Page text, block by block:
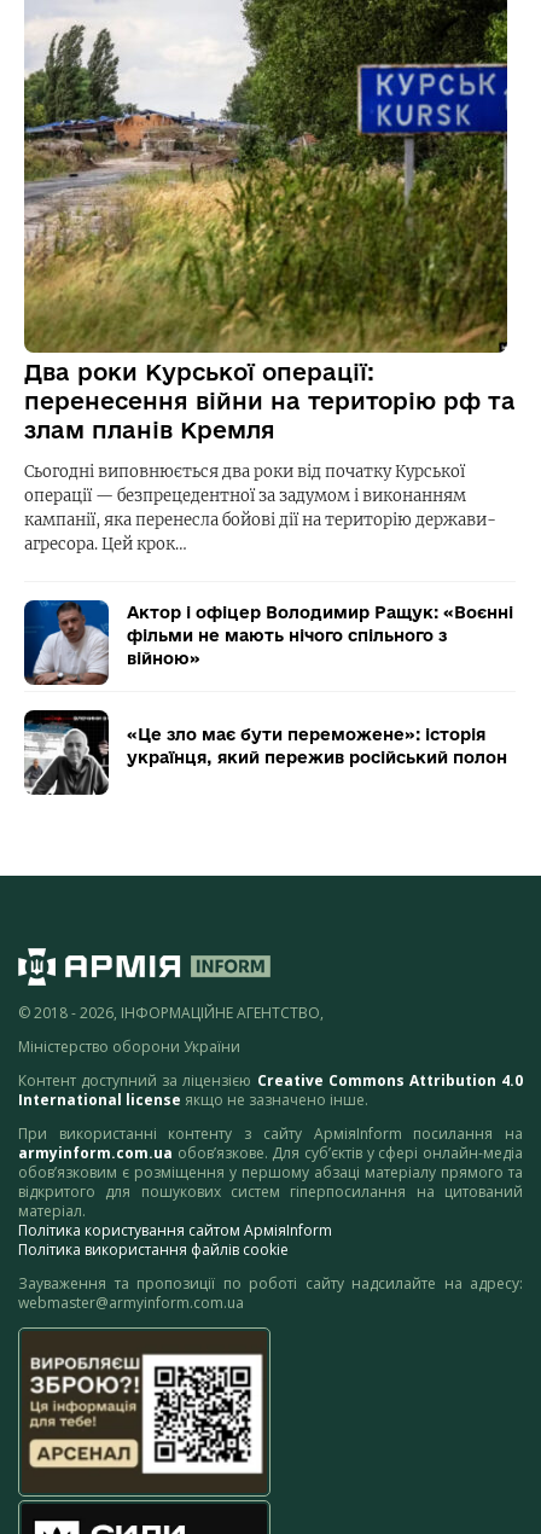
Два роки Курської операції:
перенесення війни на територію рф та
злам планів Кремля
Сьогодні виповнюється два роки від початку Курської
операції — безпрецедентної за задумом і виконанням
кампанії, яка перенесла бойові дії на територію держави-
агресора. Цей крок…
Актор і офіцер Володимир Ращук: «Воєнні
фільми не мають нічого спільного з
війною»
«Це зло має бути переможене»: історія
українця, який пережив російський полон
© 2018 - 2026, ІНФОРМАЦІЙНЕ АГЕНТСТВО,
Міністерство оборони України
Контент доступний за ліцензією Creative Commons Attribution 4.0
International license якщо не зазначено інше.
При використанні контенту з сайту АрміяInform посилання на
armyinform.com.ua обов’язкове. Для суб’єктів у сфері онлайн-медіа
обов’язковим є розміщення у першому абзаці матеріалу прямого та
відкритого для пошукових систем гіперпосилання на цитований
матеріал.
Політика користування сайтом АрміяInform
Політика використання файлів cookie
Зауваження та пропозиції по роботі сайту надсилайте на адресу:
webmaster@armyinform.com.ua